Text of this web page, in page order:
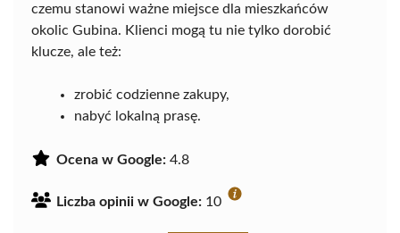
czemu stanowi ważne miejsce dla mieszkańców
okolic Gubina. Klienci mogą tu nie tylko dorobić
klucze, ale też:
zrobić codzienne zakupy,
nabyć lokalną prasę.
Ocena w Google: 4.8
Liczba opinii w Google: 10